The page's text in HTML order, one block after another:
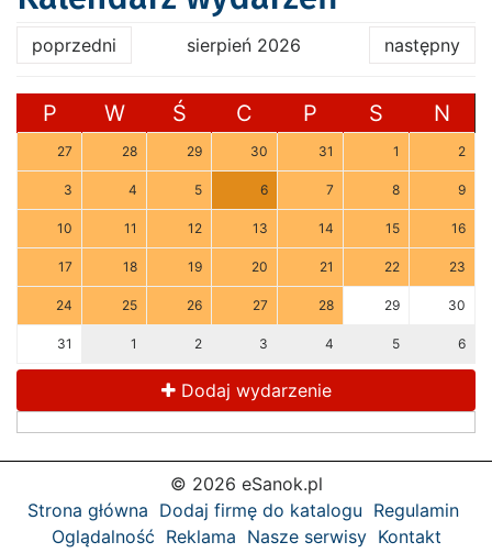
poprzedni sierpień 2026 następny
P W Ś C P S N
27 28 29 30 31 1 2
3 4 5 6 7 8 9
10 11 12 13 14 15 16
17 18 19 20 21 22 23
24 25 26 27 28 29 30
31 1 2 3 4 5 6
Dodaj wydarzenie
© 2026 eSanok.pl
Strona główna Dodaj firmę do katalogu Regulamin
Oglądalność Reklama Nasze serwisy Kontakt